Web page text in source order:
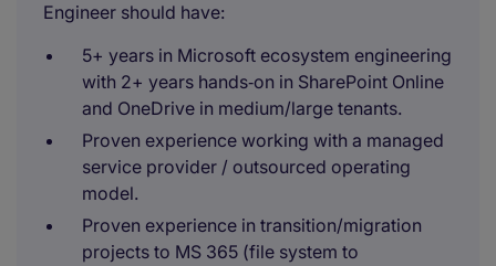
Engineer should have:
5+ years in Microsoft ecosystem engineering
with 2+ years hands‑on in SharePoint Online
and OneDrive in medium/large tenants.
Proven experience working with a managed
service provider / outsourced operating
model.
Proven experience in transition/migration
projects to MS 365 (file system to